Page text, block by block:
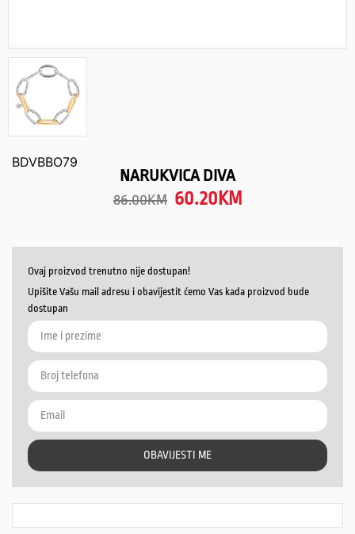
BDVBBO79
NARUKVICA DIVA
86.00KM 60.20 KM
Ovaj proizvod trenutno nije dostupan!
Upišite Vašu mail adresu i obavijestit ćemo Vas kada proizvod bude
dostupan
OBAVIJESTI ME